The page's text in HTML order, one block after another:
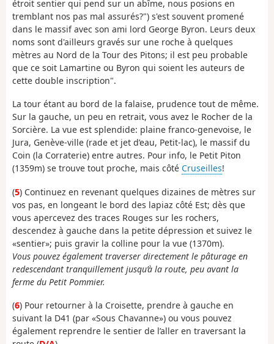
étroit sentier qui pend sur un abîme, nous posions en
tremblant nos pas mal assurés?") s'est souvent promené
dans le massif avec son ami lord George Byron. Leurs deux
noms sont d'ailleurs gravés sur une roche à quelques
mètres au Nord de la Tour des Pitons; il est peu probable
que ce soit Lamartine ou Byron qui soient les auteurs de
cette double inscription".
La tour étant au bord de la falaise, prudence tout de même.
Sur la gauche, un peu en retrait, vous avez le Rocher de la
Sorcière. La vue est splendide: plaine franco-genevoise, le
Jura, Genève-ville (rade et jet d’eau, Petit-lac), le massif du
Coin (la Corraterie) entre autres. Pour info, le Petit Piton
(1359m) se trouve tout proche, mais côté Cruseilles!
(5) Continuez en revenant quelques dizaines de mètres sur
vos pas, en longeant le bord des lapiaz côté Est; dès que
vous apercevez des traces Rouges sur les rochers,
descendez à gauche dans la petite dépression et suivez le
«sentier»; puis gravir la colline pour la vue (1370m).
Vous pouvez également traverser directement le pâturage en
redescendant tranquillement jusqu’à la route, peu avant la
ferme du Petit Pommier.
(6) Pour retourner à la Croisette, prendre à gauche en
suivant la D41 (par «Sous Chavanne») ou vous pouvez
également reprendre le sentier de l’aller en traversant la